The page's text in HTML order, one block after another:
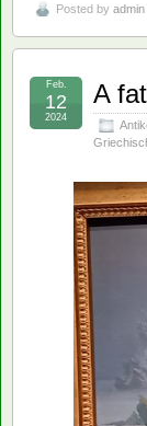
Posted by admin
A
Feb.
12
2024